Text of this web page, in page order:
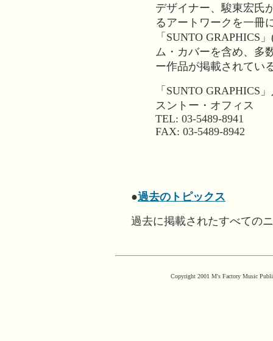
デザイナー、駿東宏氏
るアートワークを一冊
「SUNTO GRAPHICS
ム・カバーを含め、多
ー作品が掲載されてい
「SUNTO GRAPHICS
スントー・オフィス
TEL: 03-5489-8941
FAX: 03-5489-8942
●過去のトピックス
過去に掲載されたすべての
Copyright 2001 M's Factory Music